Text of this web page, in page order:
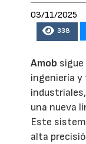
03/11/2025
338
Amob
ingeniería
una nueva
Este
alta